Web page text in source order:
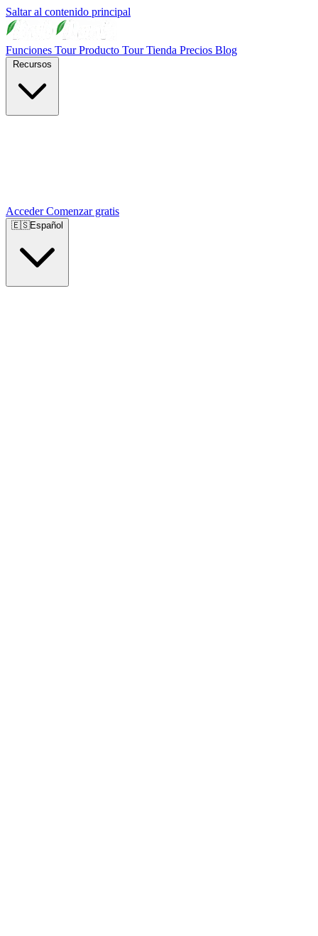
Saltar al contenido principal
Funciones Tour Producto Tour Tienda Precios Blog
AccederComenzar gratis
🇪🇸Español